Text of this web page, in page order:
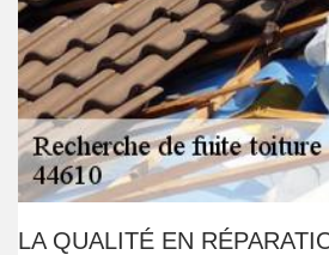
LA QUALITÉ EN